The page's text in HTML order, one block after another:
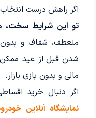
اگر راهش درست
تو این شرایط سخت،
منعطف، شفاف و
شدن قبل از عید ممکن
مالی و بدون بازی بازار.
اگر دنبال خرید
نمایشگاه آنلاین